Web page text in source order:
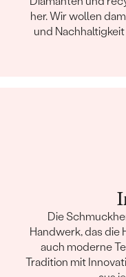
her. Wir wollen
und
Die
Handwerk, das die
auch moderne
Tradition mit